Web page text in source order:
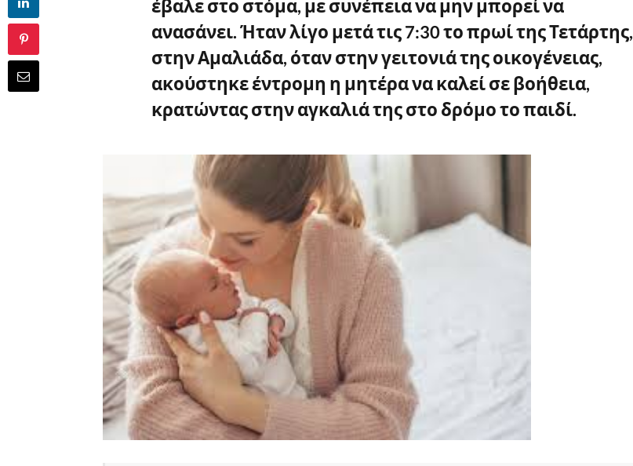
έβαλε στο στόμα, με συνέπεια να μην μπορεί να
ανασάνει. Ήταν λίγο μετά τις 7:30 το πρωί της Τετάρτης,
στην Αμαλιάδα, όταν στην γειτονιά της οικογένειας,
ακούστηκε έντρομη η μητέρα να καλεί σε βοήθεια,
κρατώντας στην αγκαλιά της στο δρόμο το παιδί.